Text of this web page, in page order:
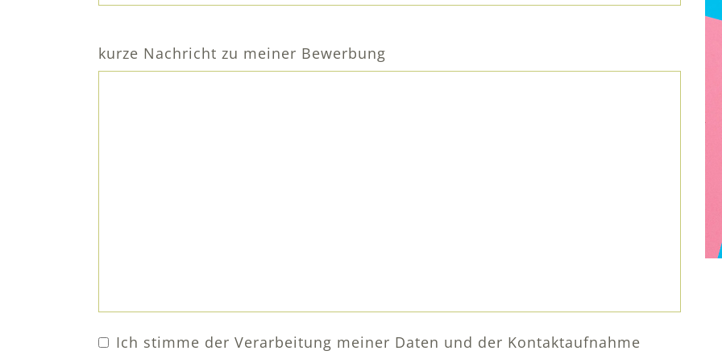
lasse
kurze Nachricht zu meiner Bewerbung
Ich stimme der Verarbeitung meiner Daten und der Kontaktaufnahme